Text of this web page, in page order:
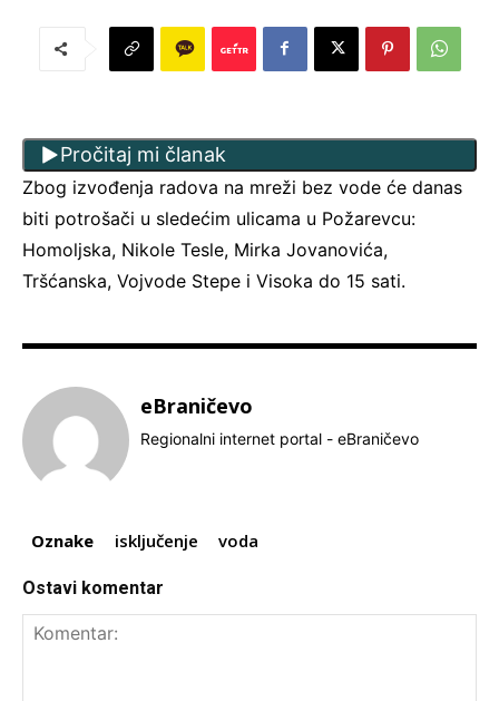
Pročitaj mi članak
Zbog izvođenja radova na mreži bez vode će danas
biti potrošači u sledećim ulicama u Požarevcu:
Homoljska, Nikole Tesle, Mirka Jovanovića,
Tršćanska, Vojvode Stepe i Visoka do 15 sati.
eBraničevo
Regionalni internet portal - eBraničevo
Oznake isključenje voda
Ostavi komentar